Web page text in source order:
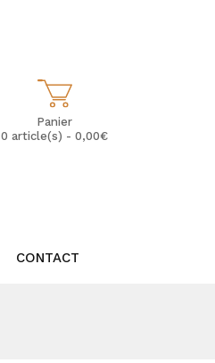
Panier
0 article(s) - 0,00€
CONTACT